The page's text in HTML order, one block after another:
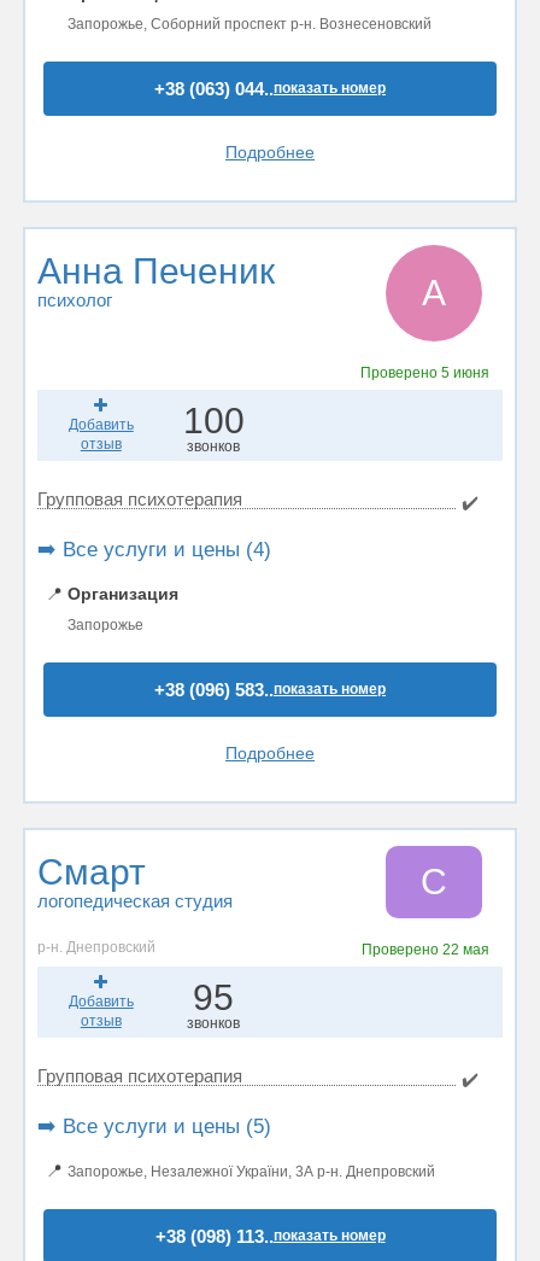
Запорожье, Соборний проспект р-н. Вознесеновский
+38 (063) 044..показать номер
Подробнее
Анна Печеник
психолог А
Проверено5 июня
Добавить
отзыв
100
звонков
Групповая психотерапия ✔️
➡️ Все услуги и цены (4)
📍 Организация
Запорожье
+38 (096) 583..показать номер
Подробнее
Смарт
логопедическая студия С
р-н. Днепровский Проверено 22 мая
Добавить
отзыв
95
звонков
Групповая психотерапия ✔️
➡️ Все услуги и цены (5)
📍 Запорожье, Незалежної України, 3А р-н. Днепровский
+38 (098) 113..показать номер